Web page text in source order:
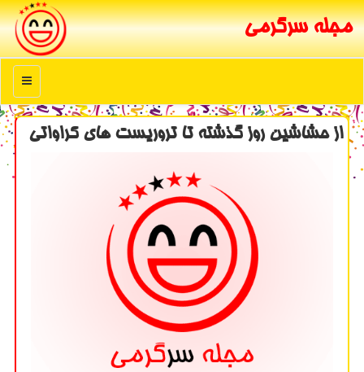
مجله سرگرمی
منو
از حشاشین روز گذشته تا تروریست های كراواتی